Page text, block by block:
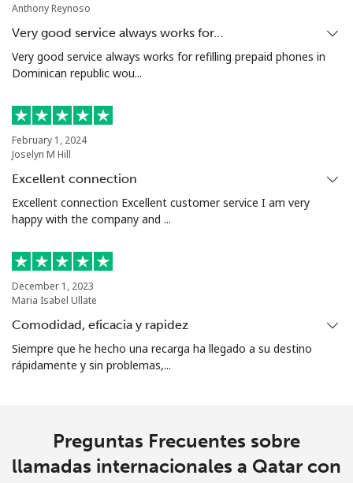
Anthony Reynoso
Very good service always works for…
Very good service always works for refilling prepaid phones in
Dominican republic wou...
February 1, 2024
Joselyn M Hill
Excellent connection
Excellent connection Excellent customer service I am very
happy with the company and ...
December 1, 2023
Maria Isabel Ullate
Comodidad, eficacia y rapidez
Siempre que he hecho una recarga ha llegado a su destino
rápidamente y sin problemas,...
Preguntas Frecuentes sobre
llamadas internacionales a Qatar con